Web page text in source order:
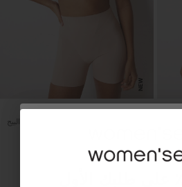
NEW
وومن سيكريت
شورت مشد للخصر ومحدد للقوام باللون البيج